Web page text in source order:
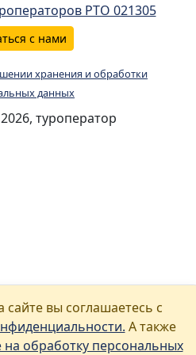
РТО 021305
с нами
хранения и обработки
данных
туроператор
сайте вы соглашаетесь с
А также
на обработку персональных